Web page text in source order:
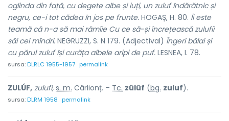
oglinda din față, cu degete albe și iuți, un zuluf îndărătnic și
negru, ce-i tot cădea în jos pe frunte. HOGAȘ, H. 80. Îi este
teamă că n-a să mai rămîie Cu ce să-și încrețească zulufii
săi cei mîndri. NEGRUZZI, S. N 179. (Adjectival) Îngeri bălai și
cu părul zuluf își curăța albele aripi de puf. LESNEA, I. 78.
sursa:DLRLC 1955-1957 permalink
ZULÚF, zulufi, s. m. Cârlionț. – Tc. zülüf (bg. zuluf).
sursa:DLRM 1958 permalink